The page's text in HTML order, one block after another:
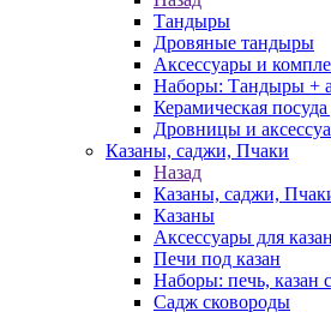
Тандыры
Дровяные тандыры
Аксессуары и
Наборы: Тандыры +
Керамическая
Дровницы и
Казаны, саджи, Пчаки
Назад
Казаны, саджи,
Казаны
Аксессуары для
Печи под казан
Наборы: печь, казан
Садж сковороды